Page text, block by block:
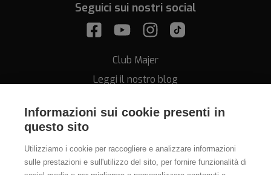
Informazioni sui cookie presenti in
questo sito
Utilizziamo i cookie per raccogliere e analizzare informazioni
sulle prestazioni e sull'utilizzo del sito, per fornire funzionalità di
Seguici sui nostri social
Club Majer
Leggi il nostro blog